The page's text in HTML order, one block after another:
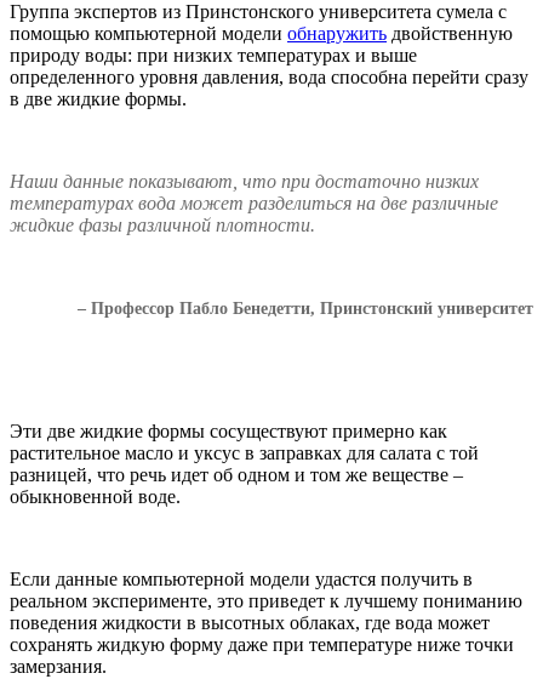
Группа экспертов из Принстонского университета сумела с
помощью компьютерной модели обнаружить двойственную
природу воды: при низких температурах и выше
определенного уровня давления, вода способна перейти сразу
в две жидкие формы.
Наши данные показывают, что при достаточно низких
температурах вода может разделиться на две различные
жидкие фазы различной плотности.
– Профессор Пабло Бенедетти, Принстонский университет
Эти две жидкие формы сосуществуют примерно как
растительное масло и уксус в заправках для салата с той
разницей, что речь идет об одном и том же веществе –
обыкновенной воде.
Если данные компьютерной модели удастся получить в
реальном эксперименте, это приведет к лучшему пониманию
поведения жидкости в высотных облаках, где вода может
сохранять жидкую форму даже при температуре ниже точки
замерзания.